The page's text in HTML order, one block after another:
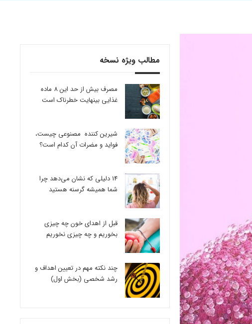
مطالب ویژه نسخه
مصرف بیش از حد این 8 ماده
غذایی بینهایت خطرناک است
شیرین کننده مصنوعی چیست،
فواید و مضرات آن کدام است؟
14 دلیلی که نشان می‌دهد چرا
شما همیشه گرسنه هستید
قبل از اهدای خون چه چیزی
بخوریم و چه چیزی نخوریم
چند نکته مهم در تعیین اهداف و
رشد شخصی (بخش اول)